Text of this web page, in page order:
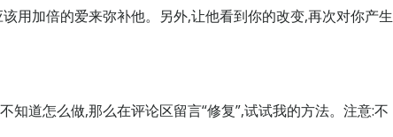
用加倍的爱来弥补他。另外,让他看到你的改变,再次对你产生
道怎么做,那么在评论区留言“修复”,试试我的方法。注意:不